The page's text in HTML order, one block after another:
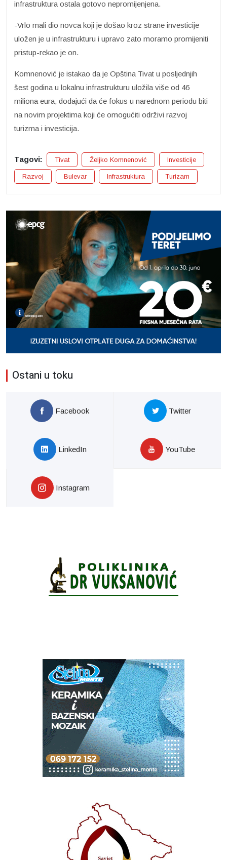
infrastruktura ostala gotovo nepromijenjena.
-Vrlo mali dio novca koji je došao kroz strane investicije
uložen je u infrastrukturu i upravo zato moramo promijeniti
pristup-rekao je on.
Komnenović je istakao da je Opština Tivat u posljednjih
šest godina u lokalnu infrastrukturu uložila više od 46
miliona eura, dodajući da će fokus u narednom periodu biti
na novim projektima koji će omogućiti održivi razvoj
turizma i investicija.
Tagovi: Tivat Željko Komnenović Investicije
Razvoj Bulevar Infrastruktura Turizam
Ostani u toku
Facebook Twitter
LinkedIn YouTube
Instagram